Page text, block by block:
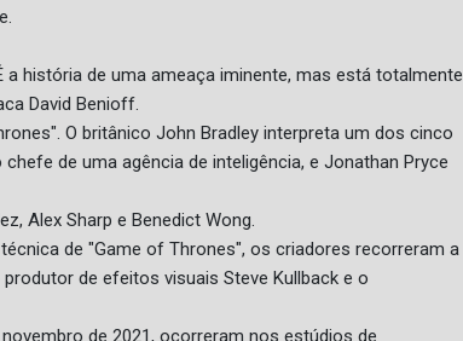
história de uma ameaça iminente, mas está totalmente
David Benioff.
O britânico John Bradley interpreta um dos cinco
de uma agência de inteligência, e Jonathan Pryce
Alex Sharp e Benedict Wong.
de "Game of Thrones", os criadores recorreram a
de efeitos visuais Steve Kullback e o
de 2021, ocorreram nos estúdios de